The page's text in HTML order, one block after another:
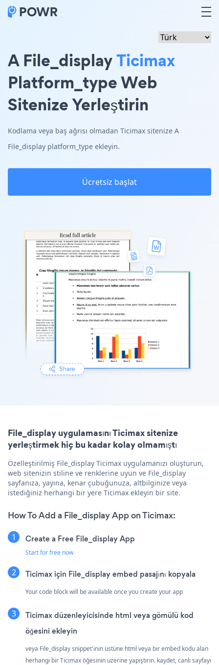
A File_displayTicimax
Platform_type Web
Sitenize Yerleştirin
Kodlama veya baş ağrısı olmadan Ticimax sitenize A
File_display platform_type ekleyin.
Ücretsiz başlat
File_display uygulamasını Ticimax sitenize
yerleştirmek hiç bu kadar kolay olmamıştı
Özelleştirilmiş File_display Ticimax uygulamanızı oluşturun,
web sitenizin stiline ve renklerine uyun ve File_display
sayfanıza, yayına, kenar çubuğunuza, altbilginize veya
istediğiniz herhangi bir yere Ticimax ekleyin bir site.
How To Add a File_display App on Ticimax:
Create a Free File_display App
Start for free now
Ticimax için File_display embed pasajını kopyala
Your code block will be available once you create your app
Ticimax düzenleyicisinde html veya gömülü kod
öğesini ekleyin
veya File_display snippet'inin üstüne html veya bir embed kodu alan
herhangi bir Ticimax öğesinin üzerine yapıştırın. kaydet, canlı sayfayı